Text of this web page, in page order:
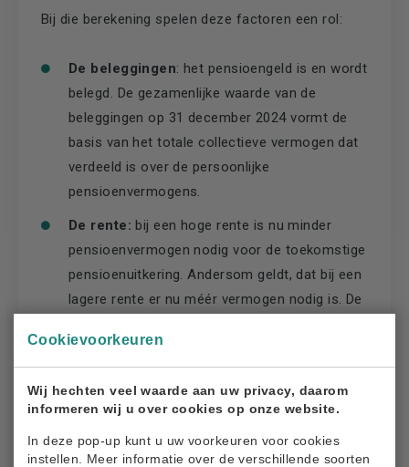
Cookievoorkeuren
Wij hechten veel waarde aan uw privacy, daarom
informeren wij u over cookies op onze website.
In deze pop-up kunt u uw voorkeuren voor cookies
instellen. Meer informatie over de verschillende soorten
Bij die berekening spelen deze factoren een rol:
De beleggingen: het pensioengeld is en wordt
belegd. De gezamenlijke waarde van de
beleggingen op 31 december 2024 vormt de
basis van het totale collectieve vermogen dat
verdeeld is over de persoonlijke
pensioenvermogens.
De rente:bij een hoge rente is nu minder
pensioenvermogen nodig voor de toekomstige
pensioenuitkering. Andersom geldt, dat bij een
lagere rente er nu méér vermogen nodig is. De
is voor alle deelnemers hetzelfde.
Uw leeftijd:
bij de vaststelling van de verdeling
van het vermogen speelt leeftijd een
de verwachte levensduur. Want iemand die 60